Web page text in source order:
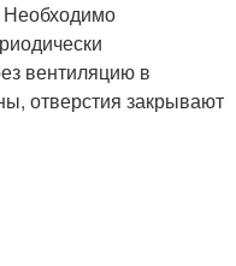
Необходимо
вентиляцию в
отверстия закрывают